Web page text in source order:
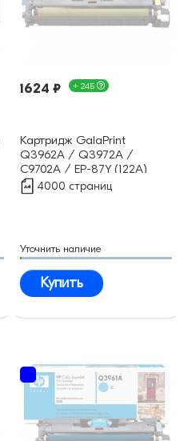
1624 ₽ + 24Б
Картридж GalaPrint
Q3962A / Q3972A /
C9702A / EP-87Y (122A)
совместимый
4000 страниц
Уточнить наличие
Купить